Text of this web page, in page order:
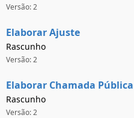
Versão: 2
Elaborar Ajuste
Rascunho
Versão: 2
Elaborar Chamada Pública
Rascunho
Versão: 2